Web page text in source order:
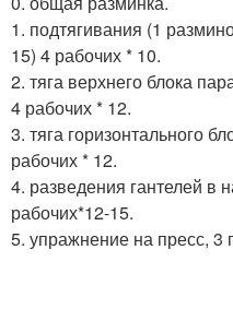
1. подтягивания (1
15) 4 рабочих * 10.
2. тяга верхнего блока
4 рабочих * 12.
3. тяга горизонтального
рабочих * 12.
4. разведения гантелей в
рабочих*12-15.
5. упражнение на пресс, 3